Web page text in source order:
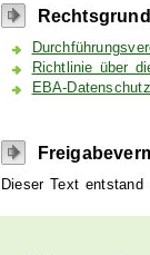
Richtlinie über
EBA-
Dieser Text